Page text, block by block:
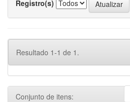
Registro(s)
Resultado 1-1 de 1.
Conjunto de itens: